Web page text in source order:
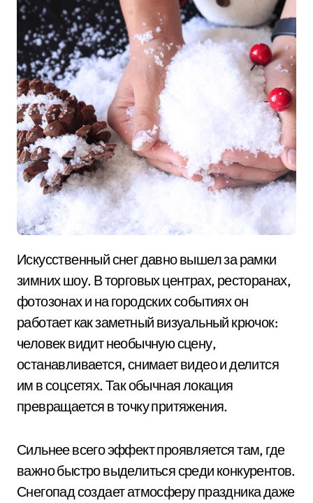
Искусственный снег давно вышел за рамки
зимних шоу. В торговых центрах, ресторанах,
фотозонах и на городских событиях он
работает как заметный визуальный крючок:
человек видит необычную сцену,
останавливается, снимает видео и делится
им в соцсетях. Так обычная локация
превращается в точку притяжения.
Сильнее всего эффект проявляется там, где
важно быстро выделиться среди конкурентов.
Снегопад создает атмосферу праздника даже